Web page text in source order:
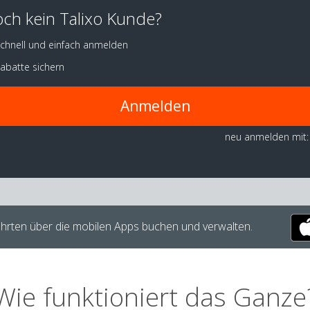
kein Talixo Kunde?
und einfach anmelden
sichern
Anmelden
neu anmelden mit:
über die mobilen Apps buchen und verwalten.
funktioniert das